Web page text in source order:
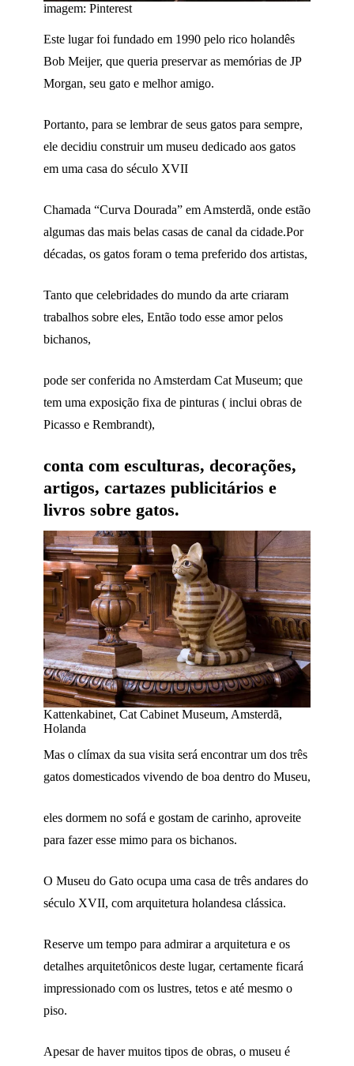
imagem: Pinterest
Este lugar foi fundado em 1990 pelo rico holandês
Bob Meijer, que queria preservar as memórias de JP
Morgan, seu gato e melhor amigo.
Portanto, para se lembrar de seus gatos para sempre,
ele decidiu construir um museu dedicado aos gatos
em uma casa do século XVII
Chamada “Curva Dourada” em Amsterdã, onde estão
algumas das mais belas casas de canal da cidade.Por
décadas, os gatos foram o tema preferido dos artistas,
Tanto que celebridades do mundo da arte criaram
trabalhos sobre eles, Então todo esse amor pelos
bichanos,
pode ser conferida no Amsterdam Cat Museum; que
tem uma exposição fixa de pinturas ( inclui obras de
Picasso e Rembrandt),
conta com esculturas, decorações,
artigos, cartazes publicitários e
livros sobre gatos.
Kattenkabinet, Cat Cabinet Museum, Amsterdã,
Holanda
Mas o clímax da sua visita será encontrar um dos três
gatos domesticados vivendo de boa dentro do Museu,
eles dormem no sofá e gostam de carinho, aproveite
para fazer esse mimo para os bichanos.
O Museu do Gato ocupa uma casa de três andares do
século XVII, com arquitetura holandesa clássica.
Reserve um tempo para admirar a arquitetura e os
detalhes arquitetônicos deste lugar, certamente ficará
impressionado com os lustres, tetos e até mesmo o
piso.
Apesar de haver muitos tipos de obras, o museu é